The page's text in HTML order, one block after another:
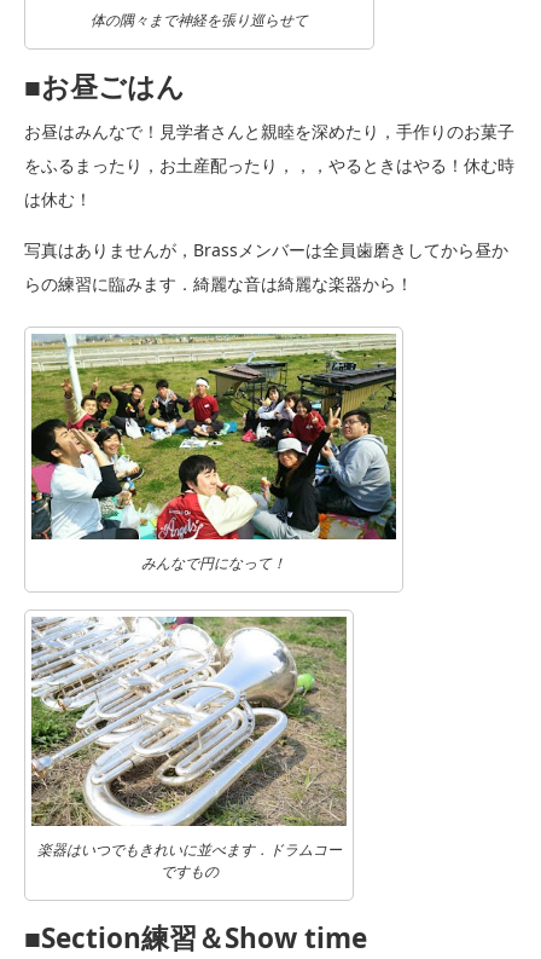
体の隅々まで神経を張り巡らせて
■お昼ごはん
お昼はみんなで！見学者さんと親睦を深めたり，手作りのお菓子
をふるまったり，お土産配ったり，，，やるときはやる！休む時
は休む！
写真はありませんが，Brassメンバーは全員歯磨きしてから昼か
らの練習に臨みます．綺麗な音は綺麗な楽器から！
みんなで円になって！
楽器はいつでもきれいに並べます．ドラムコー
ですもの
■Section練習＆Show time